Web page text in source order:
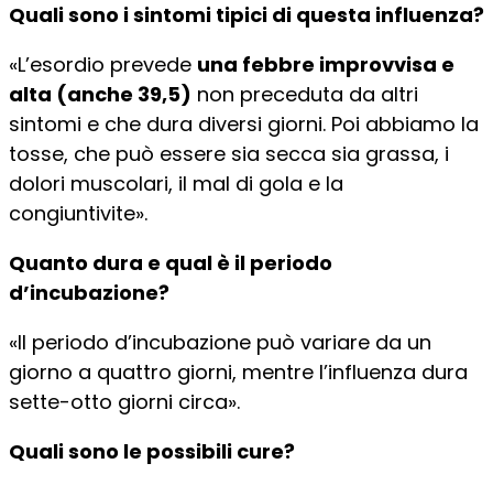
Quali sono i sintomi tipici di questa influenza?
«L’esordio prevede una febbre improvvisa e
alta (anche 39,5) non preceduta da altri
sintomi e che dura diversi giorni. Poi abbiamo la
tosse, che può essere sia secca sia grassa, i
dolori muscolari, il mal di gola e la
congiuntivite».
Quanto dura e qual è il periodo
d’incubazione?
«Il periodo d’incubazione può variare da un
giorno a quattro giorni, mentre l’influenza dura
sette-otto giorni circa».
Quali sono le possibili cure?